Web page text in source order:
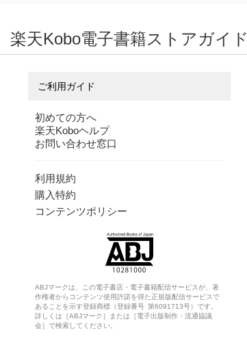
楽天Kobo電子書籍ストアガイド
ご利用ガイド
初めての方へ
楽天Koboヘルプ
お問い合わせ窓口
利用規約
購入特約
コンテンツポリシー
ABJマークは、この電子書店・電子書籍配信サービスが、著
作権者からコンテンツ使用許諾を得た正規版配信サービスで
あることを示す登録商標（登録番号 第6091713号）です。
詳しくは［ABJマーク］または［電子出版制作・流通協議
会］で検索してください。